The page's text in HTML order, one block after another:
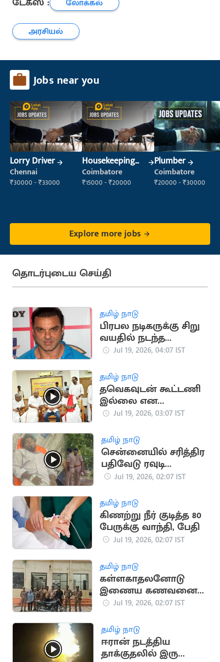
அரசியல்
Jobs near you
Lorry Driver
Chennai
₹30000 - ₹33000
Housekeeping
Staff
(Housekeeping)
Coimbatore
₹15000 - ₹20000
Plumber
Coimbatore
₹20000 - ₹30000
Explore more jobs
தொடர்புடைய செய்தி
தமிழ் நாடு
பிரபல நடிகருக்கு சிறு
வயதில் நடந்த
பாலியல் தொல்லை
Jul 19, 2026, 04:07 IST
தமிழ் நாடு
தவெகவுடன் கூட்டணி
இல்லை என
அறிவித்த CPM
Jul 19, 2026, 03:07 IST
தமிழ் நாடு
சென்னையில் சரித்திர
பதிவேடு ரவுடி
துப்பாக்கியால்
Jul 19, 2026, 02:07 IST
தமிழ் நாடு
கிணற்று நீர் குடித்த 80
பேருக்கு வாந்தி, பேதி
Jul 19, 2026, 02:07 IST
தமிழ் நாடு
கள்ளகாதலனோடு
இணைய கணவனை
பாம்பை வைத்து
Jul 19, 2026, 02:07 IST
தமிழ் நாடு
ஈரான் நடத்திய
தாக்குதலில் இரு